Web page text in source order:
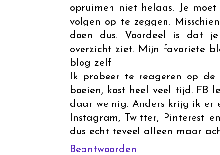
opruimen niet helaas. Je
volgen op te zeggen.
doen dus. Voordeel is dat
overzicht ziet. Mijn favoriete
blog zelf
Ik probeer te reageren op
boeien, kost heel veel tijd. FB
daar weinig. Anders krijg ik er
Instagram, Twitter, Pinterest
dus echt teveel alleen maar
Beantwoorden